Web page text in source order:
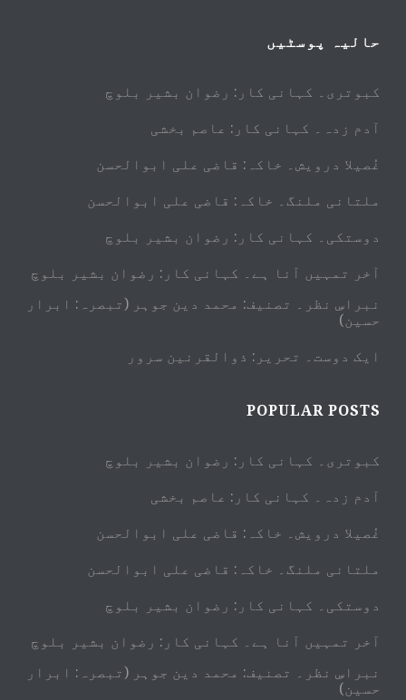
حالیہ پوسٹیں
کبوتری۔ کہانی کار: رضوان بشیر بلوچ
آدم زدہ۔ کہانی کار: عاصم بخشی
غُصیلا درویش۔ خاکہ: قاضی علی ابوالحسن
ملتانی ملنگ۔ خاکہ: قاضی علی ابوالحسن
دوستکی۔ کہانی کار: رضوان بشیر بلوچ
آخر تمہیں آنا ہے۔ کہانی کار: رضوان بشیر بلوچ
نبراسِ نظر۔ تصنیف: محمد دین جوہر (تبصرہ: ابرار
حسین)
ایک دوست۔ تحریر: ذوالقرنین سرور
POPULAR POSTS
کبوتری۔ کہانی کار: رضوان بشیر بلوچ
آدم زدہ۔ کہانی کار: عاصم بخشی
غُصیلا درویش۔ خاکہ: قاضی علی ابوالحسن
ملتانی ملنگ۔ خاکہ: قاضی علی ابوالحسن
دوستکی۔ کہانی کار: رضوان بشیر بلوچ
آخر تمہیں آنا ہے۔ کہانی کار: رضوان بشیر بلوچ
نبراسِ نظر۔ تصنیف: محمد دین جوہر (تبصرہ: ابرار
حسین)